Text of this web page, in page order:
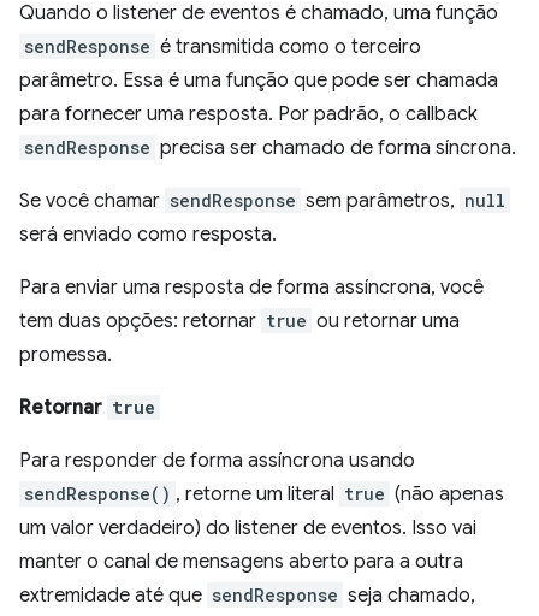
Quando o listener de eventos é chamado, uma função
sendResponse é transmitida como o terceiro
parâmetro. Essa é uma função que pode ser chamada
para fornecer uma resposta. Por padrão, o callback
sendResponse precisa ser chamado de forma síncrona.
Se você chamar sendResponse sem parâmetros, null
será enviado como resposta.
Para enviar uma resposta de forma assíncrona, você
tem duas opções: retornar true ou retornar uma
promessa.
Retornar true
Para responder de forma assíncrona usando
sendResponse() , retorne um literal true (não apenas
um valor verdadeiro) do listener de eventos. Isso vai
manter o canal de mensagens aberto para a outra
extremidade até que sendResponse seja chamado,